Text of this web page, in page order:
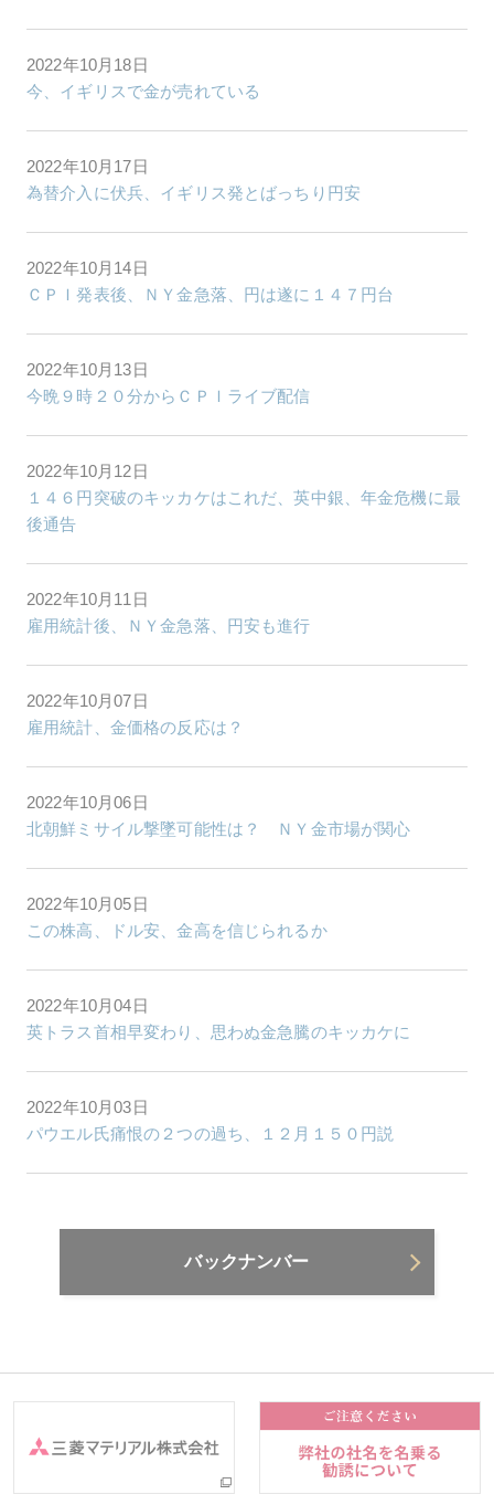
2022年10月18日
今、イギリスで金が売れている
2022年10月17日
為替介入に伏兵、イギリス発とばっちり円安
2022年10月14日
ＣＰＩ発表後、ＮＹ金急落、円は遂に１４７円台
2022年10月13日
今晩９時２０分からＣＰＩライブ配信
2022年10月12日
１４６円突破のキッカケはこれだ、英中銀、年金危機に最
後通告
2022年10月11日
雇用統計後、ＮＹ金急落、円安も進行
2022年10月07日
雇用統計、金価格の反応は？
2022年10月06日
北朝鮮ミサイル撃墜可能性は？ ＮＹ金市場が関心
2022年10月05日
この株高、ドル安、金高を信じられるか
2022年10月04日
英トラス首相早変わり、思わぬ金急騰のキッカケに
2022年10月03日
パウエル氏痛恨の２つの過ち、１２月１５０円説
バックナンバー